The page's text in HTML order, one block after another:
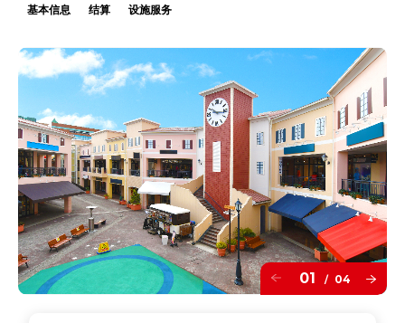
基本信息 结算 设施服务
01 / 04